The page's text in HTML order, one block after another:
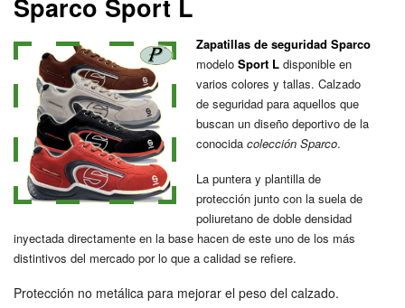
Sparco Sport L
Zapatillas de seguridad Sparco
modelo Sport L disponible en
varios colores y tallas. Calzado
de seguridad para aquellos que
buscan un diseño deportivo de la
conocida colección Sparco.
La puntera y plantilla de
protección junto con la suela de
poliuretano de doble densidad
inyectada directamente en la base hacen de este uno de los más
distintivos del mercado por lo que a calidad se refiere.
Protección no metálica para mejorar el peso del calzado.